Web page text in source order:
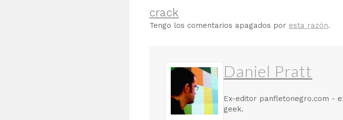
crack
Tengo los comentarios apagados por esta razón.
Daniel Pratt
Ex-editor panfletonegro.com -
geek.